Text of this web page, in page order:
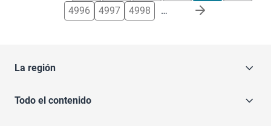
4996
4997 4998 …
La región
Todo el contenido